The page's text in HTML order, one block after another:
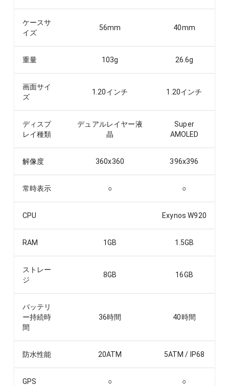
ケースサ
イズ
56mm 40mm
重量 103g 26.6g
画面サイ
ズ
1.20インチ 1.20インチ
ディスプ
レイ種類
デュアルレイヤー液
晶
Super
AMOLED
解像度 360x360 396x396
常時表示 ○ ○
CPU Exynos W920
RAM 1GB 1.5GB
ストレー
ジ
8GB 16GB
バッテリ
ー持続時
間
36時間 40時間
防水性能 20ATM 5ATM / IP68
GPS ○ ○